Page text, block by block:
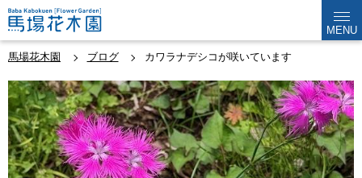
MENU
馬場花木園 ブログ カワラナデシコが咲いています